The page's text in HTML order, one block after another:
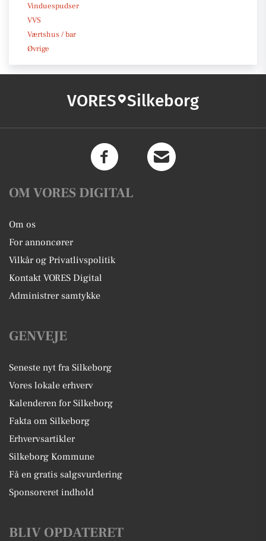
Vinduespudser
VVS
Værtshus / bar
Øvrige
VORES Silkeborg
OM VORES DIGITAL
Om os
For annoncører
Vilkår og Privatlivspolitik
Kontakt VORES Digital
Administrer samtykke
GENVEJE
Seneste nyt fra Silkeborg
Vores lokale erhverv
Kalenderen for Silkeborg
Fakta om Silkeborg
Erhvervsartikler
Silkeborg Kommune
Få en gratis salgsvurdering
Sponsoreret indhold
BLIV OPDATERET